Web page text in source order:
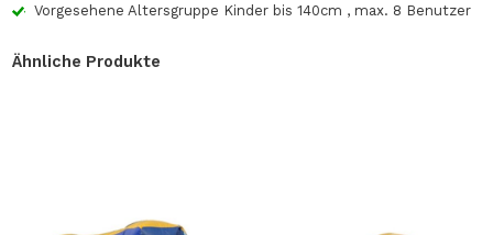
Vorgesehene Altersgruppe Kinder bis 140cm , max. 8 Benutzer
Ähnliche Produkte